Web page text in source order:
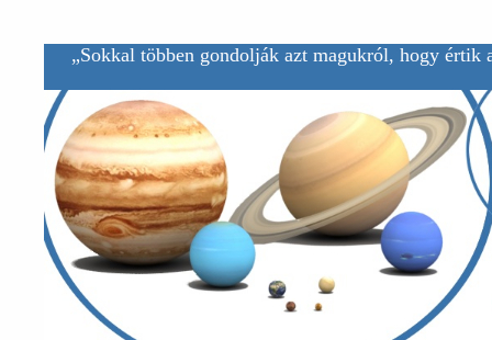
„Sokkal többen gondolják azt magukról, hogy